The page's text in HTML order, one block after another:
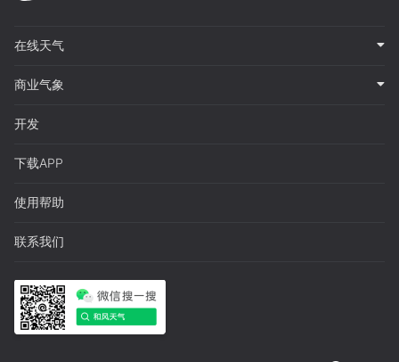
在线天气
商业气象
开发
下载APP
使用帮助
联系我们